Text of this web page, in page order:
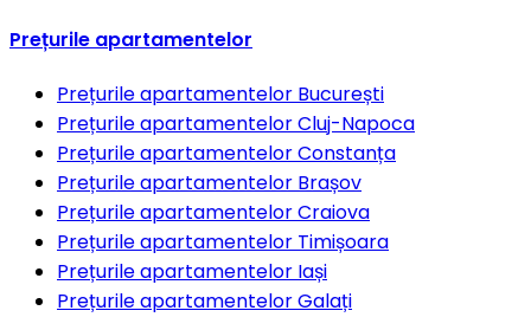
Prețurile apartamentelor
Prețurile apartamentelor București
Prețurile apartamentelorCluj-Napoca
Prețurile apartamentelorConstanța
Prețurile apartamentelor Brașov
Prețurile apartamentelorCraiova
Prețurile apartamentelor Timișoara
Prețurile apartamentelor Iași
Prețurile apartamentelorGalați